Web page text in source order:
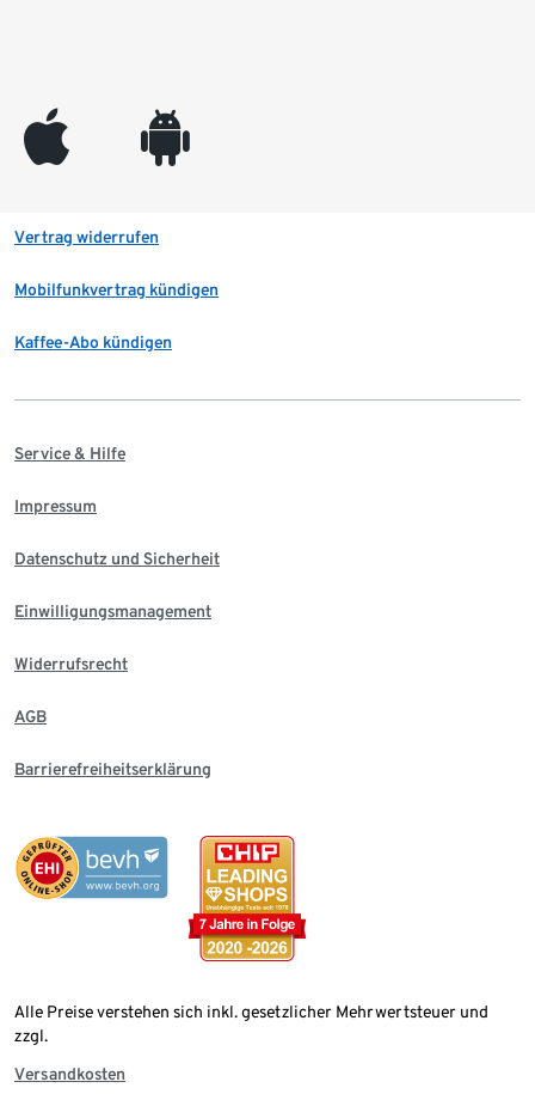
appleinc android
Vertrag widerrufen
Mobilfunkvertrag kündigen
Kaffee-Abo kündigen
Service & Hilfe
Impressum
Datenschutz und Sicherheit
Einwilligungsmanagement
Widerrufsrecht
AGB
Barrierefreiheitserklärung
Alle Preise verstehen sich inkl. gesetzlicher Mehrwertsteuer und
zzgl.
Versandkosten